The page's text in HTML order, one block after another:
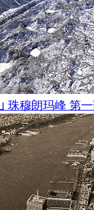
珠穆朗玛峰 第